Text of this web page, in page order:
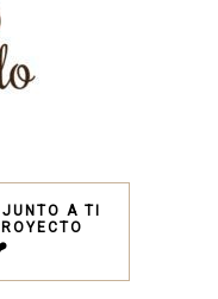
A TI